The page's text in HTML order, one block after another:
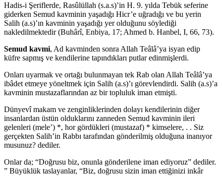
Hadis-i Şeriflerde, Rasûlüllah (s.a.s)’in H. 9. yılda Tebük seferine
giderken Semud kavminin yaşadığı Hicr’e uğradığı ve bu yerin
Salih (a.s)’ın kavminin yaşadığı yer olduğunu söylediği
nakledilmektedir (Buhârî, Enbiya, 17; Ahmed b. Hanbel, I, 66, 73).
Semud kavmi, Ad kavminden sonra Allah Teâlâ’ya isyan edip
küfre sapmış ve kendilerine tapındıkları putlar edinmişlerdi.
Onları uyarmak ve ortağı bulunmayan tek Rab olan Allah Teâlâ’ya
ibâdet etmeye yöneltmek için Salih (a.s)’ı görevlendirdi. Salih (a.s)’a
kavminin mustazaflarından az bir topluluk iman etmişti.
Dünyevî makam ve zenginliklerinden dolayı kendilerinin diğer
insanlardan üstün olduklarını zanneden Semud kavminin ileri
gelenleri (mele’) *, hor gördükleri (mustazaf) * kimselere, . . Siz
gerçekten Salih’in Rabbı tarafından gönderilmiş olduğuna inanıyor
musunuz? dediler.
Onlar da; “Doğrusu biz, onunla gönderilene iman ediyoruz” dediler.
” Büyüklük taslayanlar, “Biz, doğrusu sizin iman ettiğinizi inkâr